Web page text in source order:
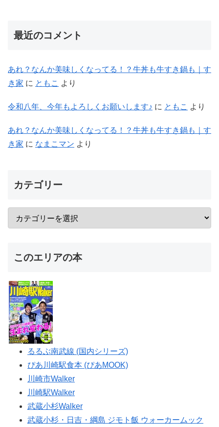
最近のコメント
あれ？なんか美味しくなってる！？牛丼も牛すき鍋も｜す
き家 に ともこ より
令和八年、今年もよろしくお願いします♪ に ともこ より
あれ？なんか美味しくなってる！？牛丼も牛すき鍋も｜す
き家 に なまこマン より
カテゴリー
このエリアの本
るるぶ南武線 (国内シリーズ)
ぴあ川崎駅食本 (ぴあMOOK)
川崎市Walker
川崎駅Walker
武蔵小杉Walker
武蔵小杉・日吉・綱島 ジモト飯 ウォーカームック